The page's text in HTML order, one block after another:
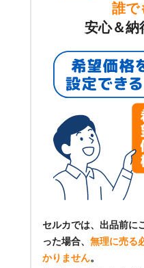
誰で
安心＆納
セルカでは、出品前に
った場合、 無理に売る
かりません。